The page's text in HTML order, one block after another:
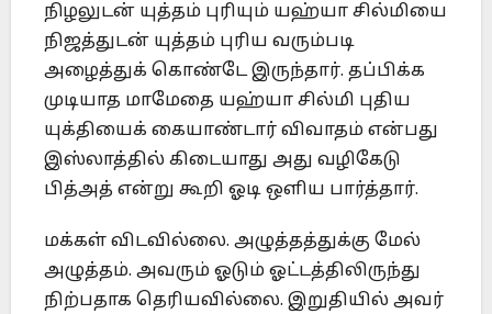
நிழலுடன் யுத்தம் புரியும் யஹ்யா சில்மியை
நிஜத்துடன் யுத்தம் புரிய வரும்படி
அழைத்துக் கொண்டே இருந்தார். தப்பிக்க
முடியாத மாமேதை யஹ்யா சில்மி புதிய
யுக்தியைக் கையாண்டார் விவாதம் என்பது
இஸ்லாத்தில் கிடையாது அது வழிகேடு
பித்அத் என்று கூறி ஓடி ஒளிய பார்த்தார்.
மக்கள் விடவில்லை. அழுத்தத்துக்கு மேல்
அழுத்தம். அவரும் ஓடும் ஓட்டத்திலிருந்து
நிற்பதாக தெரியவில்லை. இறுதியில் அவர்